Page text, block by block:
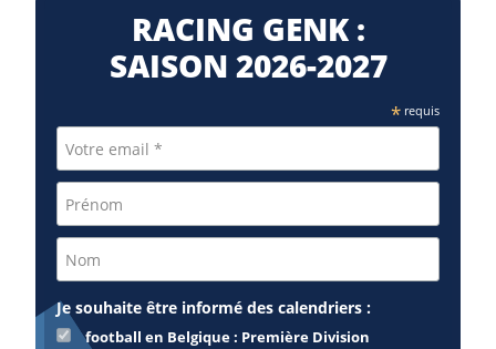
RACING GENK :
SAISON 2026⁠-2027
*requis
Je souhaite être informé des calendriers :
football en Belgique : Première Division